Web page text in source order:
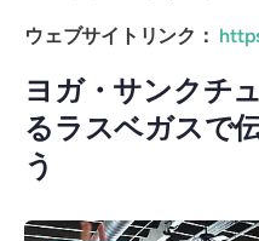
ウェブサイトリンク：
ヨガ・サンクチ
るラスベガスで
う